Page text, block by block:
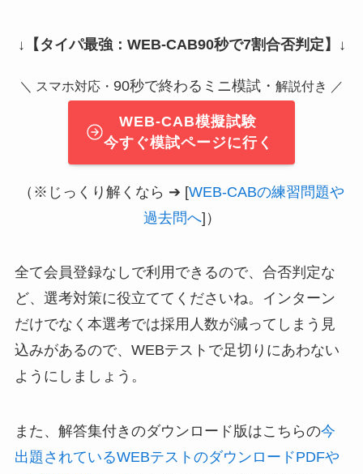
↓ 【タイパ最強：WEB-CAB90秒で7割合否判定】 ↓
＼ スマホ対応・ 90秒で終わるミニ模試・ 解説付き ／
WEB-CAB模擬試験
今すぐ模試ページに行く
（※じっくり解くなら ➔ [WEB-CABの練習問題や
過去問へ]）
全て会員登録なしで利用できるので、合否判定な
ど、選考対策に役立ててくださいね。インターン
だけでなく本選考では採用人数が減ってしまう見
込みがあるので、WEBテストで足切りにあわない
ようにしましょう。
また、解答集付きのダウンロード版はこちらの今
出題されているWEBテストのダウンロードPDFや